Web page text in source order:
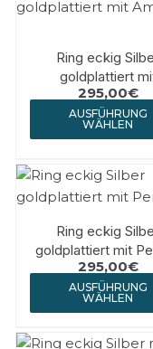
Ring eckig
goldplattiert
Amethyst
295,00€
AUSFÜHRUNG
WÄHLEN
Ring eckig
goldplattiert mit
295,00€
AUSFÜHRUNG
WÄHLEN